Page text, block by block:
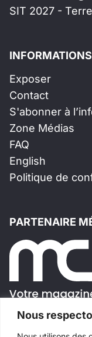
Nous
SIT 2027 -
INFORMATIONS
Exposer
Contact
S'abonner à
Zone Médias
FAQ
English
Politique de
PARTENAIRE